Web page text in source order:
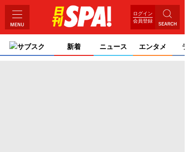
ログイン
会員登録
サブスク 新着 ニュース エンタメ ライ